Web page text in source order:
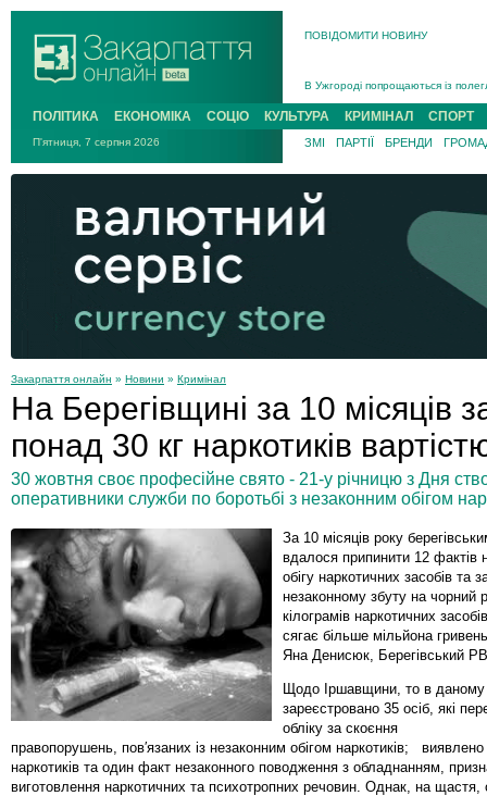
ПОВІДОМИТИ НОВИНУ
В Ужгороді попрощаються із
В Ужгороді 5 серпня
Підтвердили загибель
На війні з рф поліг військовий з
На Хустщині внаслідок ДТП за
Інструктора районного ТЦК на
ПОЛІТИКА ЕКОНОМІКА СОЦІО КУЛЬТУРА КРИМІНАЛ СПОРТ
П'ятниця, 7 серпня 2026 ЗМІ ПАРТІЇ БРЕНДИ
Закарпаття онлайн » Новини » Кримінал
На Берегівщині за 10 місяців
понад 30 кг наркотиків
30 жовтня своє професійне свято - 21-у річницю з Дня
оперативники служби по боротьбі з незаконним обігом
За 10 місяців року
вдалося припинити 12 фактів
обігу наркотичних засобів та
незаконному збуту на чорний
кілограмів наркотичних
сягає більше мільйона
Яна Денисюк, Берегівський
Щодо Іршавщини, то в даному
зареєстровано 35 осіб, які
обліку за скоєння
правопорушень, пов′язаних із незаконним обігом наркотиків;
наркотиків та один факт незаконного поводження з обладнанням,
виготовлення наркотичних та психотропних речовин. Однак, на щастя,